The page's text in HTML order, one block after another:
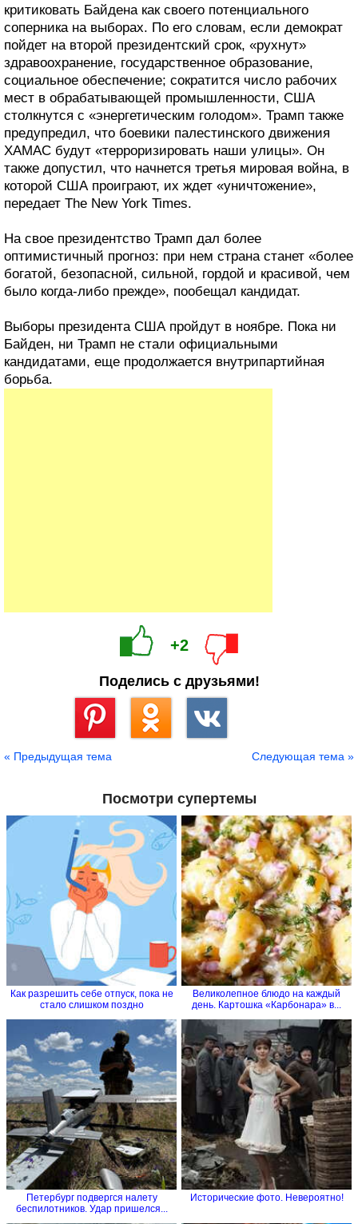
критиковать Байдена как своего потенциального
соперника на выборах. По его словам, если демократ
пойдет на второй президентский срок, «рухнут»
здравоохранение, государственное образование,
социальное обеспечение; сократится число рабочих
мест в обрабатывающей промышленности, США
столкнутся с «энергетическим голодом». Трамп также
предупредил, что боевики палестинского движения
ХАМАС будут «терроризировать наши улицы». Он
также допустил, что начнется третья мировая война, в
которой США проиграют, их ждет «уничтожение»,
передает The New York Times.
На свое президентство Трамп дал более
оптимистичный прогноз: при нем страна станет «более
богатой, безопасной, сильной, гордой и красивой, чем
было когда-либо прежде», пообещал кандидат.
Выборы президента США пройдут в ноябре. Пока ни
Байден, ни Трамп не стали официальными
кандидатами, еще продолжается внутрипартийная
борьба.
+2
Поделись с друзьями!
« Предыдущая тема Следующая тема »
Посмотри супертемы
Как разрешить себе отпуск, пока не
стало слишком поздно
Великолепное блюдо на каждый
день. Картошка «Карбонара» в...
Петербург подвергся налету
беспилотников. Удар пришелся...
Исторические фото. Невероятно!